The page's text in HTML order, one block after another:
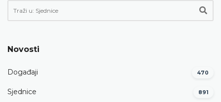
Novosti
Događaji 470
Sjednice 891